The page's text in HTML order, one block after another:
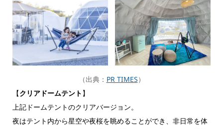
（出典： PR TIMES）
【クリアドームテント 】
上記ドームテントのクリアバージョン。
夜はテント内から星空や夜桜を眺めることができ、非日常を体